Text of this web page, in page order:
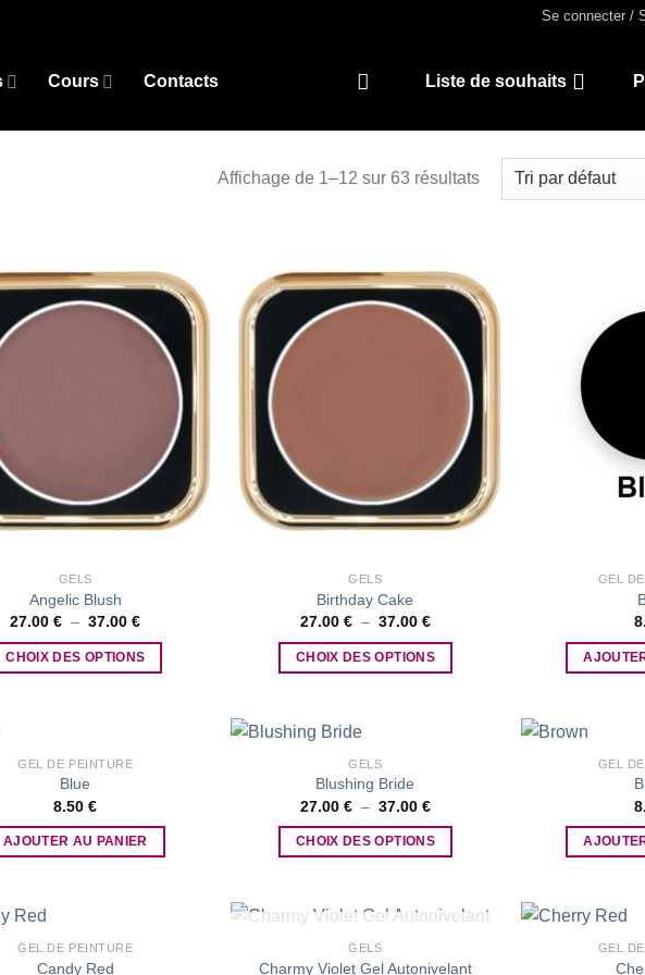
Se connecter /
Cours Contacts Liste de souhaits
Affichage de 1–12 sur 63 résultats
Add to
wishlist
GELS
Angelic Blush
27.00€ – 37.00€Plage
prix :
27.00 €
CHOIX DES OPTIONS
plusieurs
variations.
Les
options
peuvent
Add to
wishlist
GELS
Birthday Cake
27.00 € – 37.00 €Plage
prix :
27.00 €
CHOIX DES OPTIONS
plusieurs
variations.
Les
options
peuvent
choisies
la
GEL
wishlist
GEL DE PEINTURE
Blue
8.50€
AJOUTER AU PANIER
wishlist
GELS
Blushing Bride
27.00 € – 37.00 €Plage
prix :
27.00 €
CHOIX DES OPTIONS
a
plusieurs
variations.
GEL
GEL DE PEINTURE
Candy Red
RUPTURE DE STOCK
GELS
Charmy Violet Gel Autonivelant
GEL